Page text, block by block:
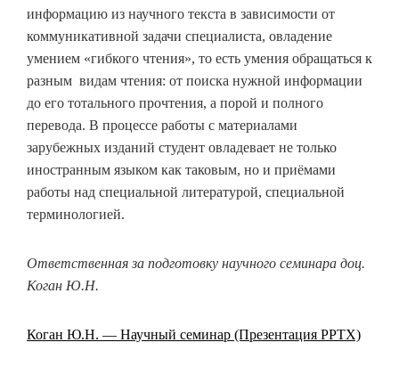
информацию из научного текста в зависимости от
коммуникативной задачи специалиста, овладение
умением «гибкого чтения», то есть умения обращаться к
разным видам чтения: от поиска нужной информации
до его тотального прочтения, а порой и полного
перевода. В процессе работы с материалами
зарубежных изданий студент овладевает не только
иностранным языком как таковым, но и приёмами
работы над специальной литературой, специальной
терминологией.
Ответственная за подготовку научного семинара доц.
Коган Ю.Н.
Коган Ю.Н. — Научный семинар (Презентация PPTX)